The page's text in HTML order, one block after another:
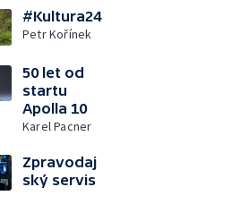
#Kultura24
Petr Kořínek
50 let od
startu
Apolla 10
Karel Pacner
Zpravodaj
ský servis